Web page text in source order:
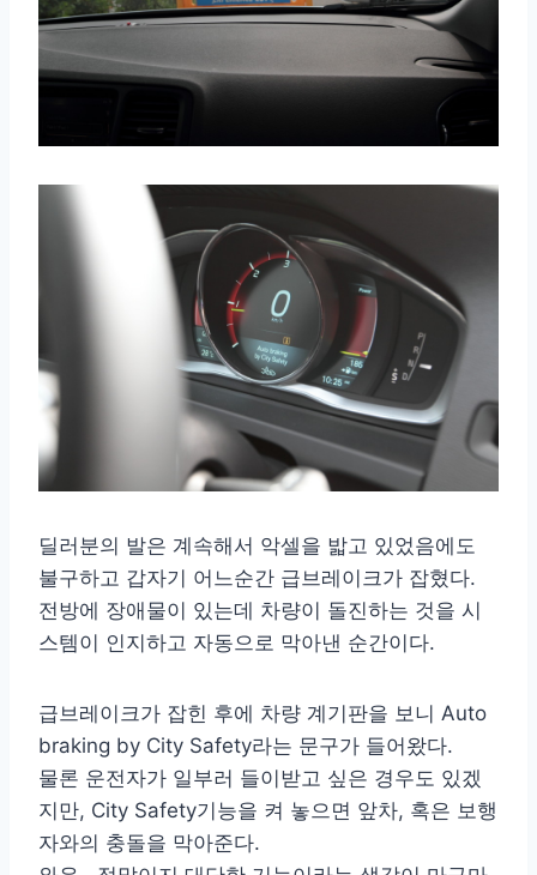
딜러분의 발은 계속해서 악셀을 밟고 있었음에도
불구하고 갑자기 어느순간 급브레이크가 잡혔다.
전방에 장애물이 있는데 차량이 돌진하는 것을 시
스템이 인지하고 자동으로 막아낸 순간이다.
급브레이크가 잡힌 후에 차량 계기판을 보니 Auto
braking by City Safety라는 문구가 들어왔다.
물론 운전자가 일부러 들이받고 싶은 경우도 있겠
지만, City Safety기능을 켜 놓으면 앞차, 혹은 보행
자와의 충돌을 막아준다.